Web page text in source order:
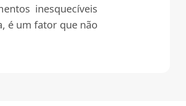
inesquecíveis
é um fator que não